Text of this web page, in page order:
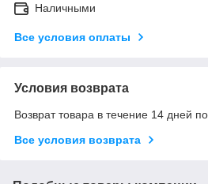
Наличными
Все условия оплаты
Условия возврата
Возврат товара в течение 14 дней
Все условия возврата